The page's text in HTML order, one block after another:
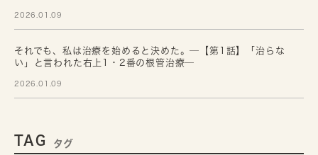
2026.01.09
それでも、私は治療を始めると決めた。─【第1話】「治らな
い」と言われた右上1・2番の根管治療─
2026.01.09
TAG タグ